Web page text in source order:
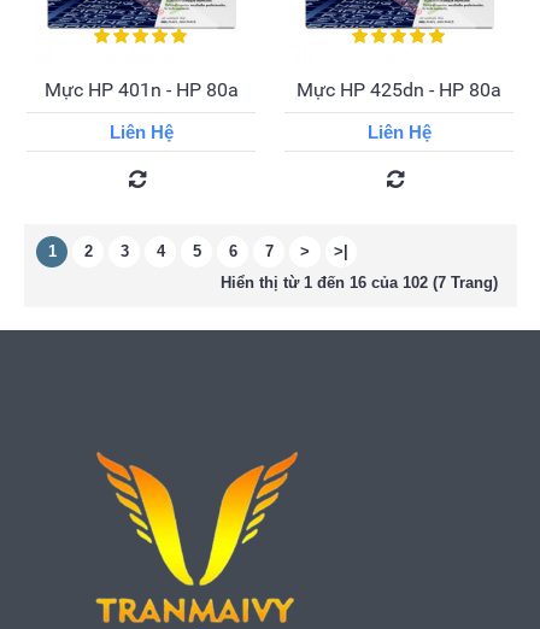
Mực HP 401n - HP 80a
Liên Hệ
Mực HP 425dn - HP 80a
Liên Hệ
1 2 3 4 5 6 7 >
>|
Hiển thị từ 1 đến 16 của 102 (7 Trang)